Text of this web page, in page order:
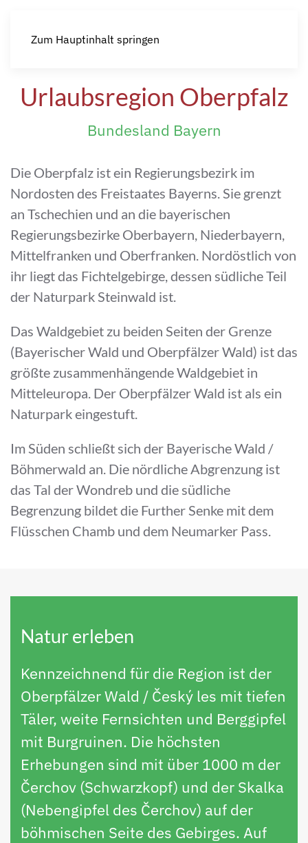
Zum Hauptinhalt springen
Urlaubsregion Oberpfalz
Bundesland Bayern
Die Oberpfalz ist ein Regierungsbezirk im
Nordosten des Freistaates Bayerns. Sie grenzt
an Tschechien und an die bayerischen
Regierungsbezirke Oberbayern, Niederbayern,
Mittelfranken und Oberfranken. Nordöstlich von
ihr liegt das Fichtelgebirge, dessen südliche Teil
der Naturpark Steinwald ist.
Das Waldgebiet zu beiden Seiten der Grenze
(Bayerischer Wald und Oberpfälzer Wald) ist das
größte zusammenhängende Waldgebiet in
Mitteleuropa. Der Oberpfälzer Wald ist als ein
Naturpark eingestuft.
Im Süden schließt sich der Bayerische Wald /
Böhmerwald an. Die nördliche Abgrenzung ist
das Tal der Wondreb und die südliche
Begrenzung bildet die Further Senke mit dem
Flüsschen Chamb und dem Neumarker Pass.
Natur erleben
Kennzeichnend für die Region ist der
Oberpfälzer Wald / Český les mit tiefen
Täler, weite Fernsichten und Berggipfel
mit Burgruinen. Die höchsten
Erhebungen sind mit über 1000 m der
Čerchov (Schwarzkopf) und der Skalka
(Nebengipfel des Čerchov) auf der
böhmischen Seite des Gebirges. Auf